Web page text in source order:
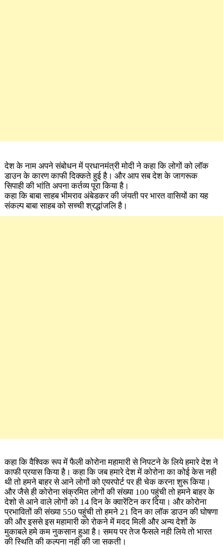
देश के नाम अपने संबोधन में प्रधानमंत्री मोदी ने कहा कि लोगों को लॉक
डाउन के कारण काफी दिक्कते हुई है। और आप सब देश के जागरूक
सिपाही की भांति अपना कर्तव्य पूरा किया है।
कहा कि बाबा साहब भीमराव अंबेडकर की जंयती पर भारत वासियों का यह
संकल्प बाबा साहब को सच्ची श्रद्धांजलि है।
कहा कि वैश्विक रूप में फैली कोरोना महामारी से निपटने के लिये हमारे देश ने
काफी प्रयास किया है। कहा कि जब हमारे देश में कोरोना का कोई केस नही
थी तो हमने बाहर से आने लोगों को एयरपोर्ट पर ही चेक करना शुरू किया।
और जैसे ही कोरोना संक्रमित लोगों की संख्या 100 पहुंची तो हमने बाहर के
देशो से आने वाले लोगों को 14 दिन के क्वारेंटिन कर दिया। और कोरोना
प्रभावितों की संख्या 550 पहुंची तो हमने 21 दिन का लॉक डाउन की घोषणा
की और इससे इस महामारी को रोकने में मदद मिली और अन्य देशों के
मुकाबले हमे कम नुकसान हुआ है। समय पर तेज फैसले नही लिये तो भारत
की​ स्थिति की कल्पना नही की जा सकती।